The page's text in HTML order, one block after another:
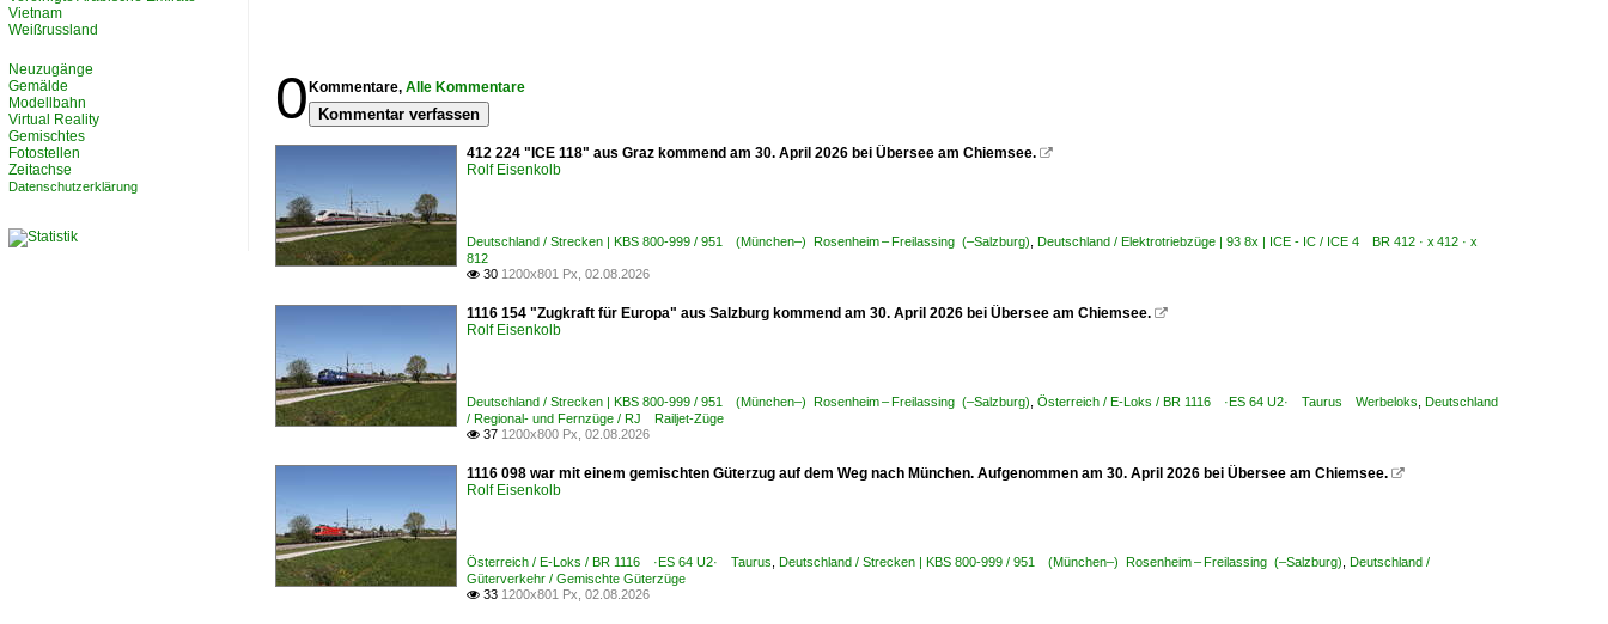
0 Kommentare, Alle Kommentare
Kommentar verfassen
412 224 "ICE 118" aus Graz kommend am 30. April 2026 bei Übersee am Chiemsee. 
Rolf Eisenkolb
Deutschland / Strecken | KBS 800-999 / 951 (München–) Rosenheim – Freilassing (–Salzburg) Deutschland / Elektrotriebzüge | 93 8x | ICE - IC / ICE 4 BR 412 · x 412 · x
812
 30 1200x801 Px, 02.08.2026
1116 154 "Zugkraft für Europa" aus Salzburg kommend am 30. April 2026 bei Übersee am Chiemsee. 
Rolf Eisenkolb
Deutschland / Strecken | KBS 800-999 / 951 (München–) Rosenheim – Freilassing (–Salzburg) Österreich / E-Loks / BR 1116 ·ES 64 U2· Taurus Werbeloks Deutschland
/ Regional- und Fernzüge / RJ Railjet-Züge
 37 1200x800 Px, 02.08.2026
1116 098 war mit einem gemischten Güterzug auf dem Weg nach München. Aufgenommen am 30. April 2026 bei Übersee am Chiemsee. 
Rolf Eisenkolb
Österreich / E-Loks / BR 1116 ·ES 64 U2· Taurus Deutschland / Strecken | KBS 800-999 / 951 (München–) Rosenheim – Freilassing (–Salzburg) Deutschland /
Güterverkehr / Gemischte Güterzüge
 33 1200x801 Px, 02.08.2026
Vietnam
Weißrussland
Neuzugänge
Gemälde
Modellbahn
Virtual Reality
Gemischtes
Fotostellen
Zeitachse
Datenschutzerklärung